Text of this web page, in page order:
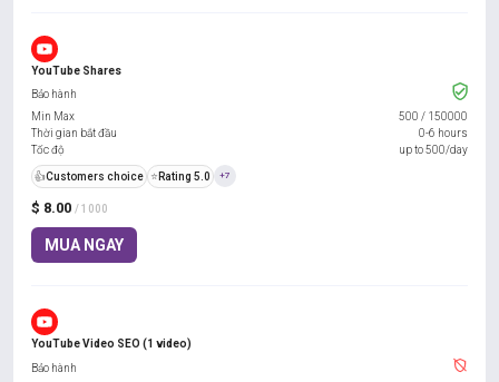
YouTube Shares
$ 8.00 / 1000
MUA NGAY
Bảo hành
Min Max
500 / 150000
Thời gian bắt đầu
0-6 hours
Tốc độ
up to 500/day
👍Customers choice ⭐ Rating 5.0 +7
YouTube Video SEO (1 video)
Bảo hành